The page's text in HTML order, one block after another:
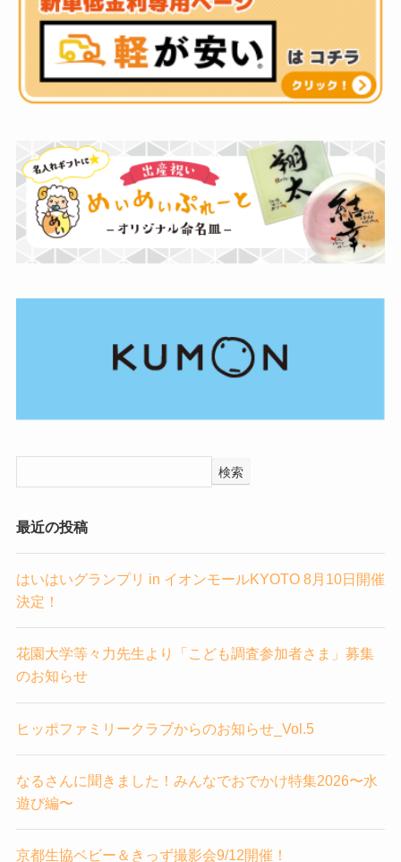
検索
最近の投稿
はいはいグランプリ in イオンモールKYOTO 8月10日開催
決定！
花園大学等々力先生より「こども調査参加者さま」募集
のお知らせ
ヒッポファミリークラブからのお知らせ_Vol.5
なるさんに聞きました！みんなでおでかけ特集2026〜水
遊び編〜
京都生協ベビー＆きっず撮影会9/12開催！